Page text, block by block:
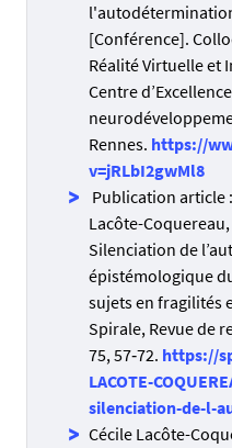
[Conférence].
Réalité Virtuelle et
Centre
Rennes. https://
v=jRLbI2gwMl8
Publication article :
Lacôte-
Silenciation de
épistémologique
sujets en fragilités
Spirale, Revue de
75, 57‑72. https://
LACOTE-
silenciation-de-l-
Cécile Lacôte-